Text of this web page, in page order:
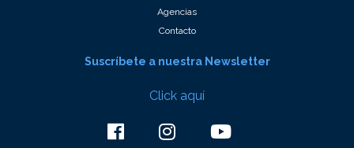
Agencias
Contacto
Suscríbete a nuestra Newsletter
Click aquí